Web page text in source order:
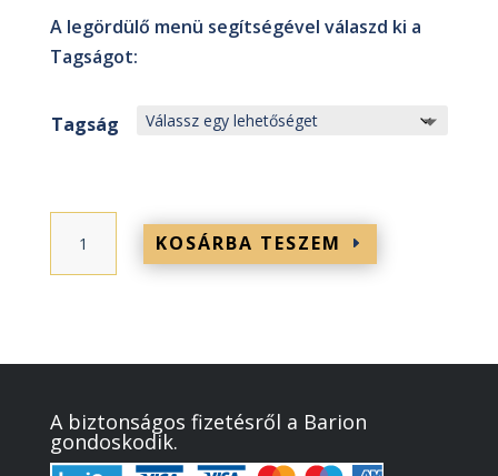
A legördülő menü segítségével válaszd ki a
Tagságot:
Tagság
mennyiség
KOSÁRBA TESZEM
A biztonságos fizetésről a Barion
gondoskodik.